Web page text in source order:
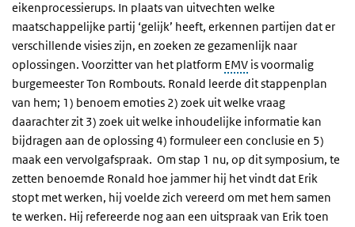
eikenprocessierups. In plaats van uitvechten welke
maatschappelijke partij ‘gelijk’ heeft, erkennen partijen dat er
verschillende visies zijn, en zoeken ze gezamenlijk naar
oplossingen. Voorzitter van het platform EMV is voormalig
burgemeester Ton Rombouts. Ronald leerde dit stappenplan
van hem; 1) benoem emoties 2) zoek uit welke vraag
daarachter zit 3) zoek uit welke inhoudelijke informatie kan
bijdragen aan de oplossing 4) formuleer een conclusie en 5)
maak een vervolgafspraak. Om stap 1 nu, op dit symposium, te
zetten benoemde Ronald hoe jammer hij het vindt dat Erik
stopt met werken, hij voelde zich vereerd om met hem samen
te werken. Hij refereerde nog aan een uitspraak van Erik toen